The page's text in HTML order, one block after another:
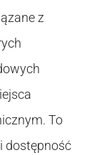
z
To
dostępność